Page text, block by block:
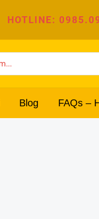
HOTLINE:
Blog FAQs –